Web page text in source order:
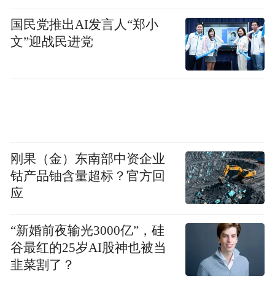
国民党推出AI发言人“郑小
文”迎战民进党
刚果（金）东南部中资企业
钴产品铀含量超标？官方回
应
“新婚前夜输光3000亿”，硅
谷最红的25岁AI股神也被当
韭菜割了？